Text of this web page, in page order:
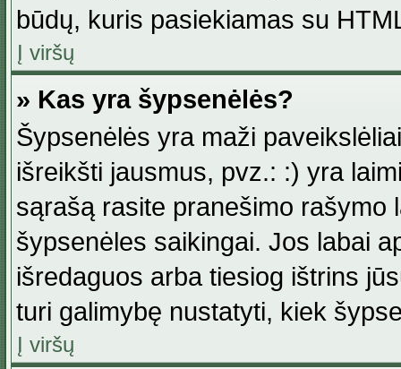
būdų, kuris pasiekiamas su
Į viršų
» Kas yra šypsenėlės?
Šypsenėlės yra maži
išreikšti jausmus, pvz.: :) yra
sąrašą rasite pranešimo rašymo
šypsenėles saikingai. Jos labai
išredaguos arba tiesiog ištrins
turi galimybę nustatyti, kiek
Į viršų